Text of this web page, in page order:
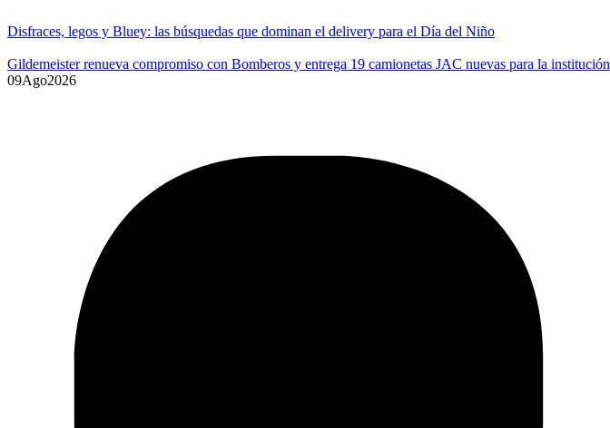
Disfraces, legos y Bluey: las búsquedas que dominan el delivery para el Día del Niño
Gildemeister renueva compromiso con Bomberos y entrega 19 camionetas JAC nuevas para la institución
09Ago2026